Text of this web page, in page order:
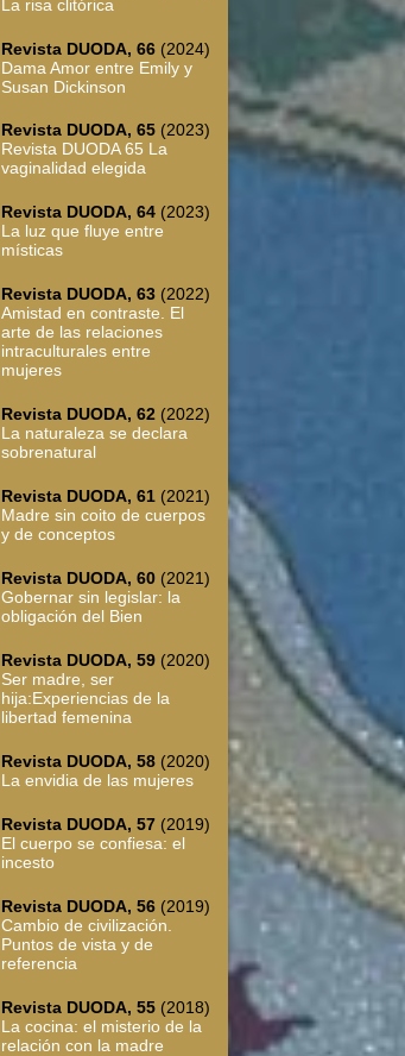
La risa clitórica
Revista DUODA, 66 (2024)
Dama Amor entre Emily y
Susan Dickinson
Revista DUODA, 65 (2023)
Revista DUODA 65 La
vaginalidad elegida
Revista DUODA, 64 (2023)
La luz que fluye entre
místicas
Revista DUODA, 63 (2022)
Amistad en contraste. El
arte de las relaciones
intraculturales entre
mujeres
Revista DUODA, 62 (2022)
La naturaleza se declara
sobrenatural
Revista DUODA, 61 (2021)
Madre sin coito de cuerpos
y de conceptos
Revista DUODA, 60 (2021)
Gobernar sin legislar: la
obligación del Bien
Revista DUODA, 59 (2020)
Ser madre, ser
hija:Experiencias de la
libertad femenina
Revista DUODA, 58 (2020)
La envidia de las mujeres
Revista DUODA, 57 (2019)
El cuerpo se confiesa: el
incesto
Revista DUODA, 56 (2019)
Cambio de civilización.
Puntos de vista y de
referencia
Revista DUODA, 55 (2018)
La cocina: el misterio de la
relación con la madre